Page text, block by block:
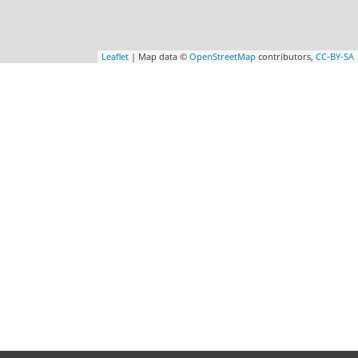
Leaflet | Map data © OpenStreetMap contributors, CC-BY-SA